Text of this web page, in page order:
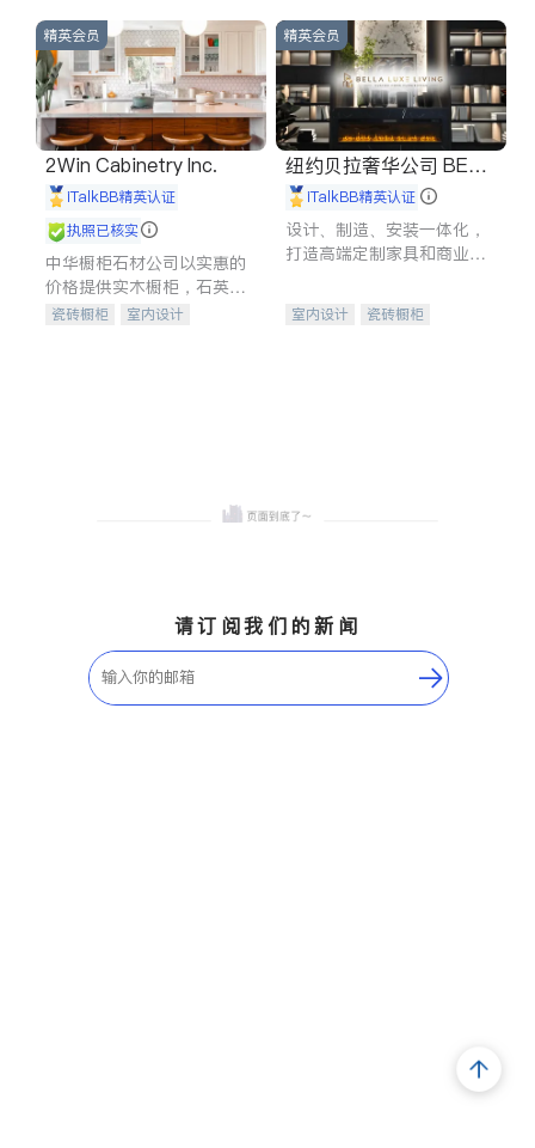
精英会员
2Win Cabinetry Inc.
iTalkBB精英认证
执照已核实
中华橱柜石材公司以实惠的
价格提供实木橱柜，石英石
台面，多种优质不锈钢水
瓷砖橱柜
室内设计
精英会员
纽约贝拉奢华公司 BELL
A LUXE
iTalkBB精英认证
设计、制造、安装一体化，
打造高端定制家具和商业空
室内设计
瓷砖橱柜
请订阅我们的新闻